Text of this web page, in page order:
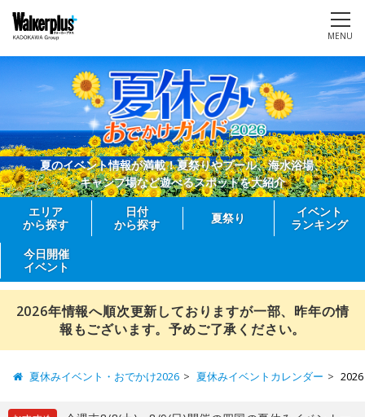
MENU
夏のイベント情報が満載！夏祭りやプール、海水浴場、
キャンプ場など遊べるスポットを大紹介
エリア
から探す
日付
から探す
夏祭り
イベント
ランキング
今日開催
イベント
2026年情報へ順次更新しておりますが一部、昨年の情
報もございます。予めご了承ください。
夏休みイベント・おでかけ2026 夏休みイベントカレンダー